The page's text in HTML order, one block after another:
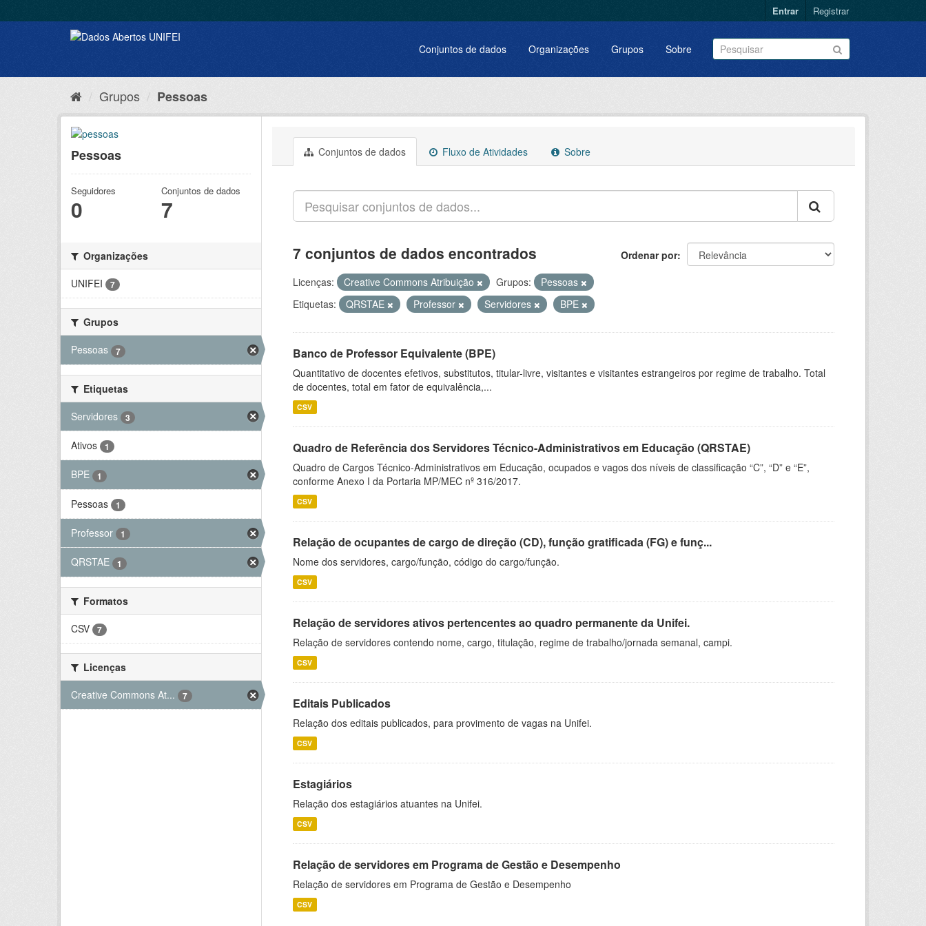
Entrar Registrar
Conjuntos de dados Organizações Grupos Sobre
Grupos Pessoas
Pessoas
Seguidores
0
Conjuntos de dados
7
Organizações
UNIFEI
7
Grupos
Pessoas
7
Etiquetas
Servidores
3
Ativos 1
BPE 1
Pessoas 1
Professor 1
QRSTAE 1
Formatos
CSV
7
Licenças
Creative Commons At...
7
Conjuntos de dados Fluxo de Atividades Sobre
Ordenar por
7 conjuntos de dados encontrados
Licenças: Creative Commons Atribuição Grupos:
Pessoas
Etiquetas:
QRSTAE Professor Servidores BPE
Banco de Professor Equivalente (BPE)
Quantitativo de docentes efetivos, substitutos, titular-livre, visitantes e visitantes estrangeiros por regime de trabalho. Total
de docentes, total em fator de equivalência,...
CSV
Quadro de Referência dos Servidores Técnico-Administrativos em Educação (QRSTAE)
Quadro de Cargos Técnico-Administrativos em Educação, ocupados e vagos dos níveis de classificação “C”, “D” e “E”,
conforme Anexo I da Portaria MP/MEC nº 316/2017.
CSV
Relação de ocupantes de cargo de direção (CD), função gratificada (FG) e funç...
Nome dos servidores, cargo/função, código do cargo/função.
CSV
Relação de servidores ativos pertencentes ao quadro permanente da Unifei.
Relação de servidores contendo nome, cargo, titulação, regime de trabalho/jornada semanal, campi.
CSV
Editais Publicados
Relação dos editais publicados, para provimento de vagas na Unifei.
CSV
Estagiários
Relação dos estagiários atuantes na Unifei.
CSV
Relação de servidores em Programa de Gestão e Desempenho
Relação de servidores em Programa de Gestão e Desempenho
CSV